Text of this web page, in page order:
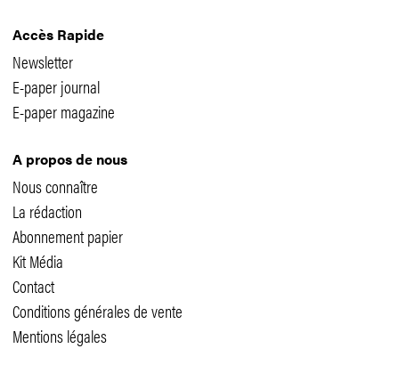
Accès Rapide
Newsletter
E-paper journal
E-paper magazine
A propos de nous
Nous connaître
La rédaction
Abonnement papier
Kit Média
Contact
Conditions générales de vente
Mentions légales